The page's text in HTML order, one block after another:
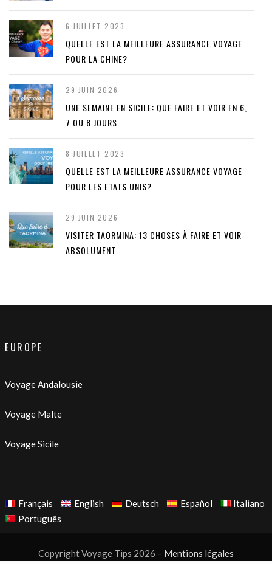
6 JUILLET 2023
QUELLE EST LA MEILLEURE ASSURANCE VOYAGE
POUR LA CHINE?
29 JUIN 2026
UNE SEMAINE EN SICILE: QUE FAIRE ET VOIR EN 6,
7 OU 8 JOURS
8 JUILLET 2023
QUELLE EST LA MEILLEURE ASSURANCE VOYAGE
POUR LES ETATS UNIS?
29 JUIN 2026
VISITER TAORMINA: 13 CHOSES À FAIRE ET VOIR
ABSOLUMENT
EUROPE
Voyage Andalousie
Voyage Malte
Voyage Sicile
Français English Deutsch Español
Italiano
Português
Copyright Voyage Tips 2026 – Mentions légales